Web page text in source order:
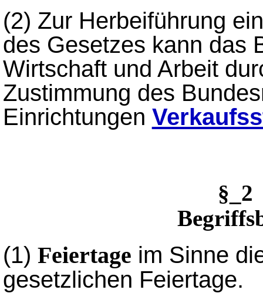
(2) Zur Herbeiführung
des Gesetzes kann das
Wirtschaft und Arbeit
Zustimmung des
Einrichtungen
(1) Feiertage im Sinne
gesetzlichen Feiertage.